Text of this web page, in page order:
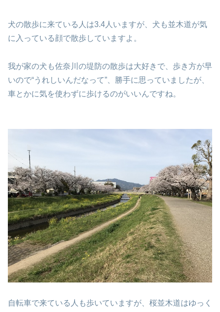
犬の散歩に来ている人は3.4人いますが、犬も並木道が気
に入っている顔で散歩していますよ。
我が家の犬も佐奈川の堤防の散歩は大好きで、歩き方が早
いので“うれしいんだなって”、勝手に思っていましたが、
車とかに気を使わずに歩けるのがいいんですね。
自転車で来ている人も歩いていますが、桜並木道はゆっく